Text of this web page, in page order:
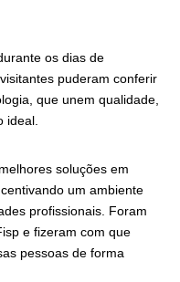
os dias de
puderam conferir
que unem qualidade,
ideal.
soluções em
um ambiente
profissionais. Foram
e fizeram com que
pessoas de forma